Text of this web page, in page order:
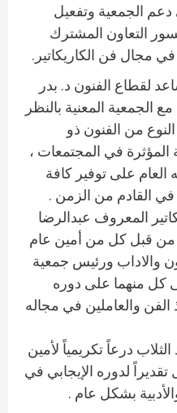
الجمعية وتفعيل
التعاون المشترك
مجال فن الكاريكاتير.
لقطاع الفنون د. بدر
الجمعية المعنية بالنظر
من الفنون ذو
المؤثرة في المجتمعات ،
على توفير كافة
القادم من الزمن .
المعروف عبدالرضا
قبل كل من أمين عام
والاداب ورئيس جمعية
كل منهما على دوره
والعاملين في مجاله
درعاً تكريمياً لأمين
لدوره الإيجابي في
بشكل عام .